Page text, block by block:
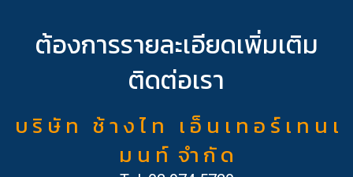
ต้องการรายละเอียดเพิ่มเติม
ติดต่อเรา
บ ริ ษั ท ช้ า ง ไ ท เ อ็ น เ ท อ ร์ เ ท น เ
ม น ท์ จำ กั ด